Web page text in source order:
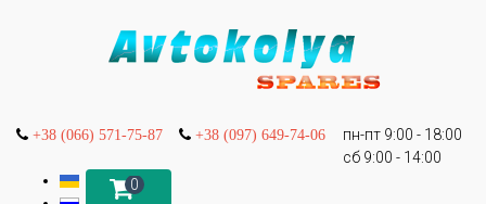
+38 (066) 571-75-87 +38 (097) 649-74-06
пн-пт 9:00 - 18:00
сб 9:00 - 14:00
0